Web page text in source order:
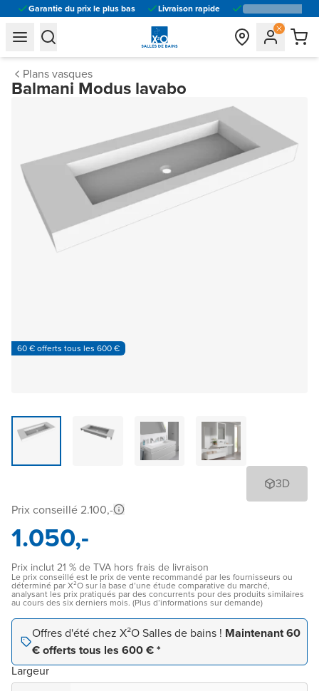
Garantie du prix le plus bas Livraison rapide
general.navigation.toggle_menu.label
general.navigation.toggle_menu.label
Plans vasques
Balmani Modus lavabo
60 € offerts tous les 600 €
3D
Prix conseillé 2.100,-
1.050,-
Prix inclut 21 % de TVA hors frais de livraison
Le prix conseillé est le prix de vente recommandé par les fournisseurs ou
déterminé par X²O sur la base d’une étude comparative du marché,
analysant les prix pratiqués par des concurrents pour des produits similaires
au cours des six derniers mois. (Plus d’informations sur demande)
Offres d'été chez X²O Salles de bains ! Maintenant 60
€ offerts tous les 600 € *
Largeur